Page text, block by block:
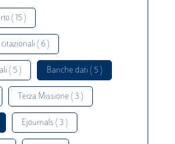
( 15 )
( 6 )
( 5 ) Banche dati ( 5 )
Terza Missione ( 3 )
Ejournals ( 3 )